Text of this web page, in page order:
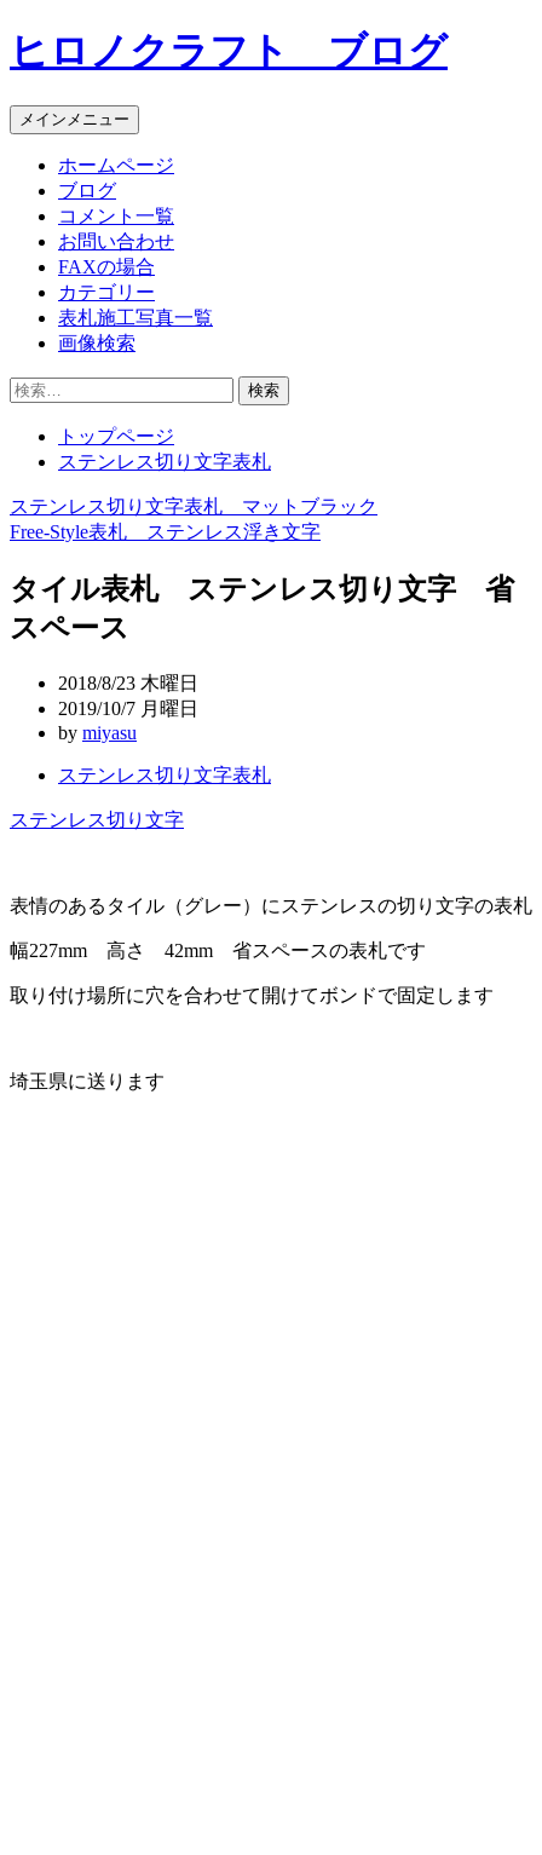
コ
ン
ン
ツ
ヒロノクラフト ブログ
メインメニュー
ホームページ
ブログ
コメント一覧
お問い合わせ
FAXの場合
カテゴリー
表札施工写真一覧
画像検索
検
トップページ
ステンレス切り文字表札
投
稿
ナ
ビ
ン
ステンレス切り文字表札 マットブラック
Free-Style表札 ステンレス浮き文字
タイル表札 ステンレス切り文字 省
スペース
2018/8/23 木曜日
2019/10/7 月曜日
by miyasu
ステンレス切り文字表札
ステンレス切り文字
表情のあるタイル（グレー）にステンレスの切り文字の表札
幅227mm 高さ 42mm 省スペースの表札です
取り付け場所に穴を合わせて開けてボンドで固定します
埼玉県に送ります